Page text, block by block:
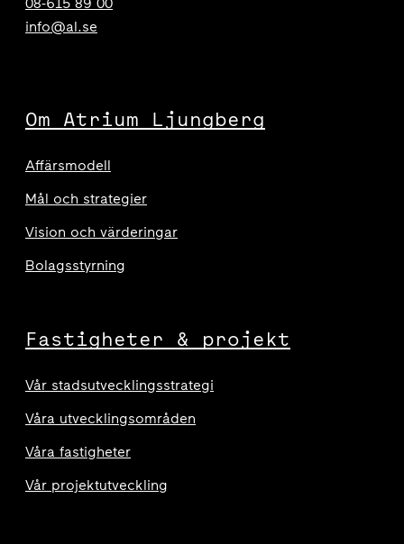
info@al.se
Om Atrium Ljungberg
Affärsmodell
Mål och strategier
Vision och värderingar
Bolagsstyrning
Fastigheter & projekt
Vår stadsutvecklingsstrategi
Våra utvecklingsområden
Våra fastigheter
Vår projektutveckling